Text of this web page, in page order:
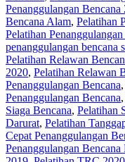
Penanggulangan Bencana
Bencana Alam, Pelatihan
Pelatihan
penanggulangan bencana
Pelatihan Relawan
2020, Pelatihan Relawan
Penanggulangan Bencana,
Penanggulangan Bencana,
Siaga Bencana, Pelatihan
Darurat, Pelatihan
Cepat Penanggulangan
Penanggulangan